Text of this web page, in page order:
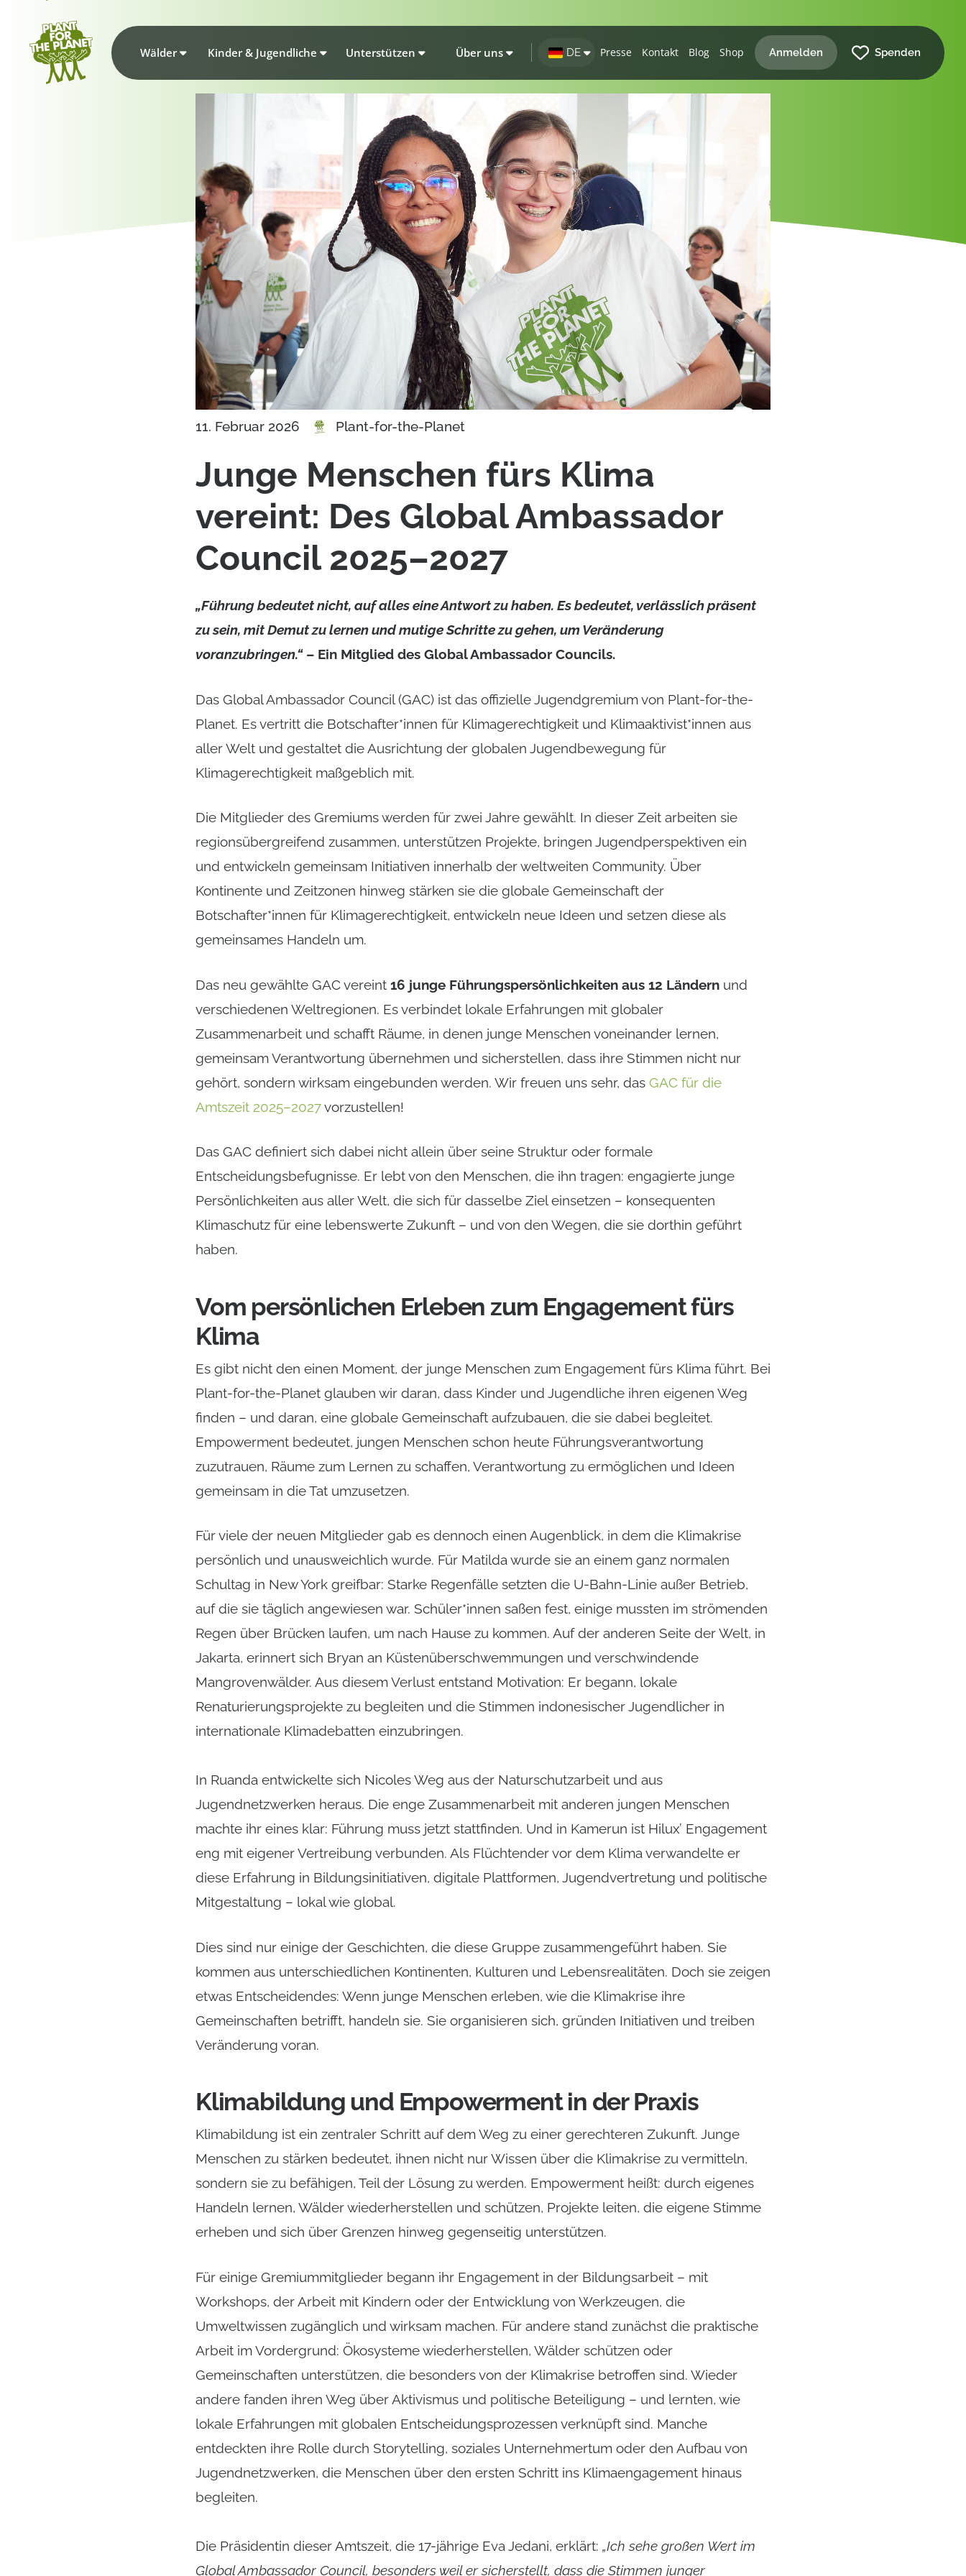
Wälder Kinder & Jugendliche Unterstützen Über uns DE Presse Kontakt Blog Shop Anmelden Spenden
11. Februar 2026 Plant-for-the-Planet
Junge Menschen fürs Klima
vereint: Des Global Ambassador
Council 2025–2027
„Führung bedeutet nicht, auf alles eine Antwort zu haben. Es bedeutet, verlässlich präsent
zu sein, mit Demut zu lernen und mutige Schritte zu gehen, um Veränderung
voranzubringen.“– Ein Mitglied des Global Ambassador Councils.
Das Global Ambassador Council (GAC) ist das offizielle Jugendgremium von Plant-for-the-
Planet. Es vertritt die Botschafter*innen für Klimagerechtigkeit und Klimaaktivist*innen aus
aller Welt und gestaltet die Ausrichtung der globalen Jugendbewegung für
Klimagerechtigkeit maßgeblich mit.
Die Mitglieder des Gremiums werden für zwei Jahre gewählt. In dieser Zeit arbeiten sie
regionsübergreifend zusammen, unterstützen Projekte, bringen Jugendperspektiven ein
und entwickeln gemeinsam Initiativen innerhalb der weltweiten Community. Über
Kontinente und Zeitzonen hinweg stärken sie die globale Gemeinschaft der
Botschafter*innen für Klimagerechtigkeit, entwickeln neue Ideen und setzen diese als
gemeinsames Handeln um.
Das neu gewählte GAC vereint 16 junge Führungspersönlichkeiten aus 12 Ländern und
verschiedenen Weltregionen. Es verbindet lokale Erfahrungen mit globaler
Zusammenarbeit und schafft Räume, in denen junge Menschen voneinander lernen,
gemeinsam Verantwortung übernehmen und sicherstellen, dass ihre Stimmen nicht nur
gehört, sondern wirksam eingebunden werden. Wir freuen uns sehr, das GAC für die
Amtszeit 2025–2027vorzustellen!
Das GAC definiert sich dabei nicht allein über seine Struktur oder formale
Entscheidungsbefugnisse. Er lebt von den Menschen, die ihn tragen: engagierte junge
Persönlichkeiten aus aller Welt, die sich für dasselbe Ziel einsetzen – konsequenten
Klimaschutz für eine lebenswerte Zukunft – und von den Wegen, die sie dorthin geführt
haben.
Vom persönlichen Erleben zum Engagement fürs
Klima
Es gibt nicht den einen Moment, der junge Menschen zum Engagement fürs Klima führt. Bei
Plant-for-the-Planet glauben wir daran, dass Kinder und Jugendliche ihren eigenen Weg
finden – und daran, eine globale Gemeinschaft aufzubauen, die sie dabei begleitet.
Empowerment bedeutet, jungen Menschen schon heute Führungsverantwortung
zuzutrauen, Räume zum Lernen zu schaffen, Verantwortung zu ermöglichen und Ideen
gemeinsam in die Tat umzusetzen.
Für viele der neuen Mitglieder gab es dennoch einen Augenblick, in dem die Klimakrise
persönlich und unausweichlich wurde. Für Matilda wurde sie an einem ganz normalen
Schultag in New York greifbar: Starke Regenfälle setzten die U-Bahn-Linie außer Betrieb,
auf die sie täglich angewiesen war. Schüler*innen saßen fest, einige mussten im strömenden
Regen über Brücken laufen, um nach Hause zu kommen. Auf der anderen Seite der Welt, in
Jakarta, erinnert sich Bryan an Küstenüberschwemmungen und verschwindende
Mangrovenwälder. Aus diesem Verlust entstand Motivation: Er begann, lokale
Renaturierungsprojekte zu begleiten und die Stimmen indonesischer Jugendlicher in
internationale Klimadebatten einzubringen.
In Ruanda entwickelte sich Nicoles Weg aus der Naturschutzarbeit und aus
Jugendnetzwerken heraus. Die enge Zusammenarbeit mit anderen jungen Menschen
machte ihr eines klar: Führung muss jetzt stattfinden. Und in Kamerun ist Hilux’ Engagement
eng mit eigener Vertreibung verbunden. Als Flüchtender vor dem Klima verwandelte er
diese Erfahrung in Bildungsinitiativen, digitale Plattformen, Jugendvertretung und politische
Mitgestaltung – lokal wie global.
Dies sind nur einige der Geschichten, die diese Gruppe zusammengeführt haben. Sie
kommen aus unterschiedlichen Kontinenten, Kulturen und Lebensrealitäten. Doch sie zeigen
etwas Entscheidendes: Wenn junge Menschen erleben, wie die Klimakrise ihre
Gemeinschaften betrifft, handeln sie. Sie organisieren sich, gründen Initiativen und treiben
Veränderung voran.
Klimabildung und Empowerment in der Praxis
Klimabildung ist ein zentraler Schritt auf dem Weg zu einer gerechteren Zukunft. Junge
Menschen zu stärken bedeutet, ihnen nicht nur Wissen über die Klimakrise zu vermitteln,
sondern sie zu befähigen, Teil der Lösung zu werden. Empowerment heißt: durch eigenes
Handeln lernen, Wälder wiederherstellen und schützen, Projekte leiten, die eigene Stimme
erheben und sich über Grenzen hinweg gegenseitig unterstützen.
Für einige Gremiummitglieder begann ihr Engagement in der Bildungsarbeit – mit
Workshops, der Arbeit mit Kindern oder der Entwicklung von Werkzeugen, die
Umweltwissen zugänglich und wirksam machen. Für andere stand zunächst die praktische
Arbeit im Vordergrund: Ökosysteme wiederherstellen, Wälder schützen oder
Gemeinschaften unterstützen, die besonders von der Klimakrise betroffen sind. Wieder
andere fanden ihren Weg über Aktivismus und politische Beteiligung – und lernten, wie
lokale Erfahrungen mit globalen Entscheidungsprozessen verknüpft sind. Manche
entdeckten ihre Rolle durch Storytelling, soziales Unternehmertum oder den Aufbau von
Jugendnetzwerken, die Menschen über den ersten Schritt ins Klimaengagement hinaus
begleiten.
Die Präsidentin dieser Amtszeit, die 17-jährige Eva Jedani, erklärt: „Ich sehe großen Wert im
Global Ambassador Council, besonders weil er sicherstellt, dass die Stimmen junger